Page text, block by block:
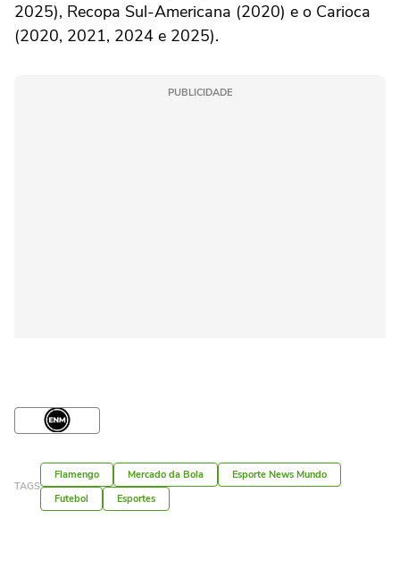
2025), Recopa Sul-Americana (2020) e o Carioca
(2020, 2021, 2024 e 2025).
PUBLICIDADE
TAGS
Flamengo Mercado da Bola
Esporte News Mundo
Futebol
Esportes